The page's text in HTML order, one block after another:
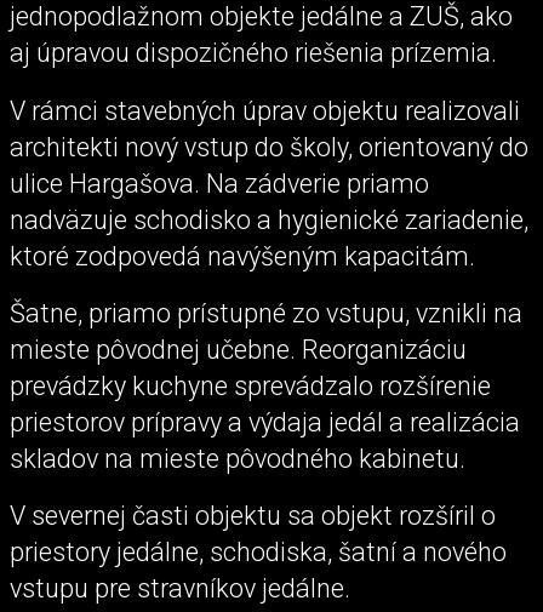
jednopodlažnom objekte jedálne a ZUŠ, ako
aj úpravou dispozičného riešenia prízemia.
V rámci stavebných úprav objektu realizovali
architekti nový vstup do školy, orientovaný do
ulice Hargašova. Na zádverie priamo
nadväzuje schodisko a hygienické zariadenie,
ktoré zodpovedá navýšeným kapacitám.
Šatne, priamo prístupné zo vstupu, vznikli na
mieste pôvodnej učebne. Reorganizáciu
prevádzky kuchyne sprevádzalo rozšírenie
priestorov prípravy a výdaja jedál a realizácia
skladov na mieste pôvodného kabinetu.
V severnej časti objektu sa objekt rozšíril o
priestory jedálne, schodiska, šatní a nového
vstupu pre stravníkov jedálne.